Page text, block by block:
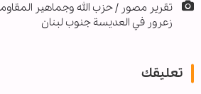
تقرير مصور / حزب الله وجماهير
زعرور في العديسة جنوب لبنان
تعليقك